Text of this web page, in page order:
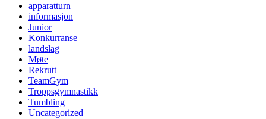
apparatturn
informasjon
Junior
Konkurranse
landslag
Møte
Rekrutt
TeamGym
Troppsgymnastikk
Tumbling
Uncategorized